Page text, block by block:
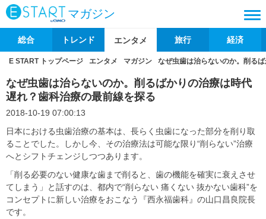
マガジン
総合 トレンド エンタメ 旅行 経済
E START トップページ エンタメ マガジン なぜ虫歯は治らないのか。削る
なぜ虫歯は治らないのか。削るばかりの治療は時代
遅れ？歯科治療の最前線を探る
2018-10-19 07:00:13
日本における虫歯治療の基本は、長らく虫歯になった部分を削り取
ることでした。しかし今、その治療法は可能な限り“削らない”治療
へとシフトチェンジしつつあります。
「削る必要のない健康な歯まで削ると、歯の機能を確実に衰えさせ
てしまう」と話すのは、都内で“削らない 痛くない 抜かない歯科”を
コンセプトに新しい治療をおこなう『西永福歯科』の山口昌良院長
です。